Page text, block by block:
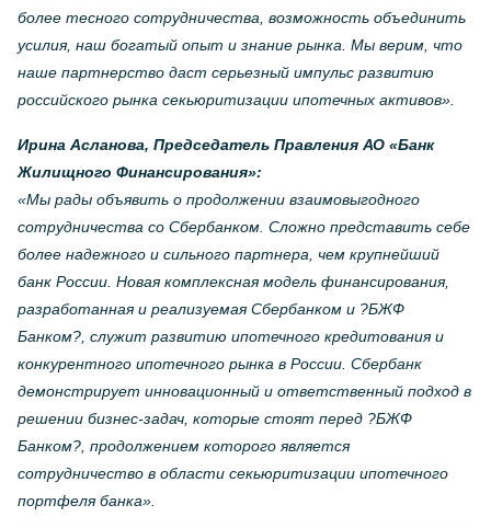
более тесного сотрудничества, возможность объединить
усилия, наш богатый опыт и знание рынка. Мы верим, что
наше партнерство даст серьезный импульс развитию
российского рынка секьюритизации ипотечных активов».
Ирина Асланова, Председатель Правления АО «Банк
Жилищного Финансирования»:
«Мы рады объявить о продолжении взаимовыгодного
сотрудничества со Сбербанком. Сложно представить себе
более надежного и сильного партнера, чем крупнейший
банк России. Новая комплексная модель финансирования,
разработанная и реализуемая Сбербанком и ?БЖФ
Банком?, служит развитию ипотечного кредитования и
конкурентного ипотечного рынка в России. Сбербанк
демонстрирует инновационный и ответственный подход в
решении бизнес-задач, которые стоят перед ?БЖФ
Банком?, продолжением которого является
сотрудничество в области секьюритизации ипотечного
портфеля банка».